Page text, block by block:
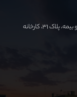
تهران، میدان آزادی، اتوبان لشگری، بعد از ایستگاه مترو بیمه، پلاک ۳۱، کارخانه